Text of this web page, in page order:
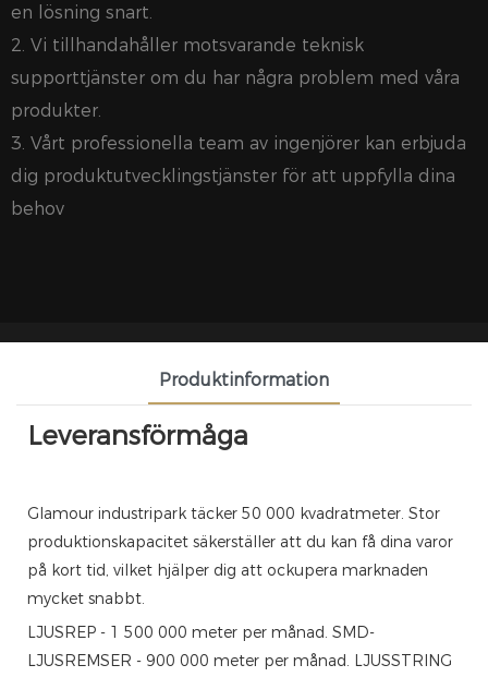
en lösning snart.
2. Vi tillhandahåller motsvarande teknisk
supporttjänster om du har några problem med våra
produkter.
3. Vårt professionella team av ingenjörer kan erbjuda
dig produktutvecklingstjänster för att uppfylla dina
behov
Produktinformation
Leveransförmåga
Glamour industripark täcker 50 000 kvadratmeter. Stor
produktionskapacitet säkerställer att du kan få dina varor
på kort tid, vilket hjälper dig att ockupera marknaden
mycket snabbt.
LJUSREP - 1 500 000 meter per månad. SMD-
LJUSREMSER - 900 000 meter per månad. LJUSSTRING